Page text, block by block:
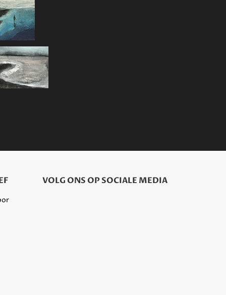
VOLG ONS OP SOCIALE MEDIA